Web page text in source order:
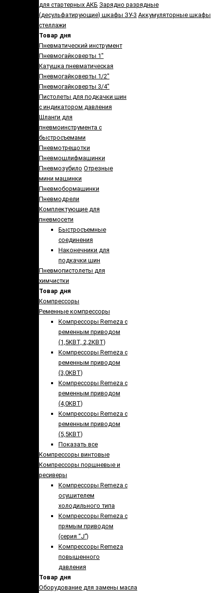
для стартерных АКБ Зарядно разрядные
(десульфатирующие) шкафы ЗУ-3 Аккумуляторные шкафы
стеллажи
Товар дня
Пневматический инструмент
Пневмогайковерты 1"
Катушка пневматическая
Пневмогайковерты 1/2"
Пневмогайковерты 3/4"
Пистолеты для подкачки шин
с индикатором давления
Шланги для
пневмоинструмента с
быстросъемами
Пневмотрещотки
Пневмошлифмашинки
Пневмозубило Отрезные
мини машинки
Пневмобормашинки
Пневмодрели
Комплектующие для
пневмосети
Быстросъемные
соединения
Наконечники для
подкачки шин
Пневмопистолеты для
химчистки
Товар дня
Компрессоры
Ременные компрессоры
Компрессоры Remeza с
ременным приводом
(1,5КВТ, 2,2КВТ)
Компрессоры Remeza с
ременным приводом
(3,0КВТ)
Компрессоры Remeza с
ременным приводом
(4,0КВТ)
Компрессоры Remeza с
ременным приводом
(5,5КВТ)
Показать все
Компрессоры винтовые
Компрессоры поршневые и
ресиверы
Компрессоры Remeza с
осушителем
холодильного типа
Компрессоры Remeza с
прямым приводом
(серия “J”)
Компрессоры Remeza
повышенного
давления
Товар дня
Оборудование для замены масла